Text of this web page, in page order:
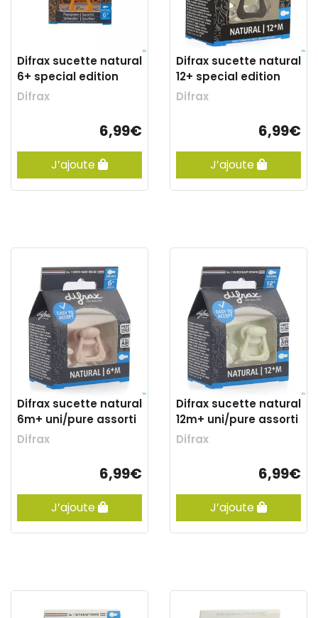
Difrax sucette natural
6+ special edition
Difrax
6,99€
J’ajoute
Difrax sucette natural
12+ special edition
Difrax
6,99€
J’ajoute
Difrax sucette natural
6m+ uni/pure assorti
Difrax
6,99€
J’ajoute
Difrax sucette natural
12m+ uni/pure assorti
Difrax
6,99€
J’ajoute